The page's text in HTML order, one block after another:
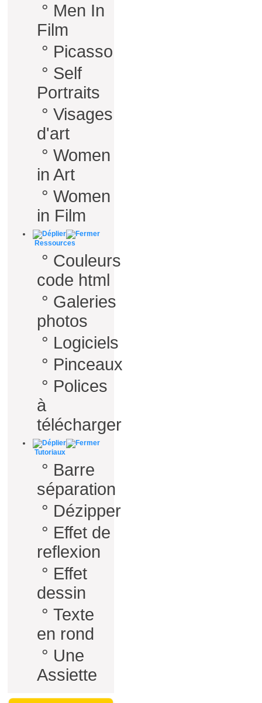
° Men In
Film
° Picasso
° Self
Portraits
° Visages
d'art
° Women
in Art
° Women
in Film
Ressources
° Couleurs
code html
° Galeries
photos
° Logiciels
° Pinceaux
° Polices
à
télécharger
Tutoriaux
° Barre
séparation
° Dézipper
° Effet de
reflexion
° Effet
dessin
° Texte
en rond
° Une
Assiette